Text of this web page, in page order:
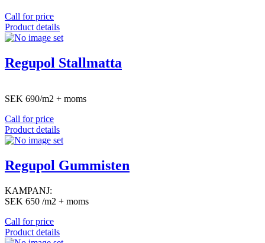
Call for price
Product details
Regupol Stallmatta
SEK 690/m2 + moms
Call for price
Product details
Regupol Gummisten
KAMPANJ:
SEK 650 /m2 + moms
Call for price
Product details